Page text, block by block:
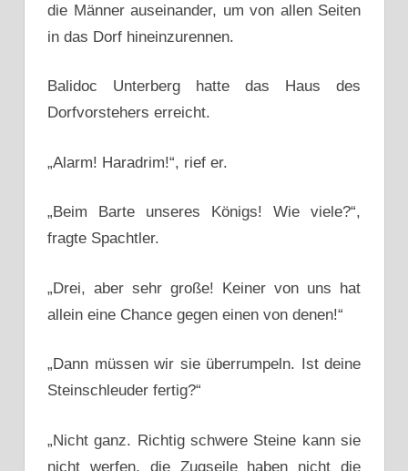
die Männer auseinander, um von allen Seiten
in das Dorf hineinzurennen.
Balidoc Unterberg hatte das Haus des
Dorfvorstehers erreicht.
„Alarm! Haradrim!“, rief er.
„Beim Barte unseres Königs! Wie viele?“,
fragte Spachtler.
„Drei, aber sehr große! Keiner von uns hat
allein eine Chance gegen einen von denen!“
„Dann müssen wir sie überrumpeln. Ist deine
Steinschleuder fertig?“
„Nicht ganz. Richtig schwere Steine kann sie
nicht werfen, die Zugseile haben nicht die